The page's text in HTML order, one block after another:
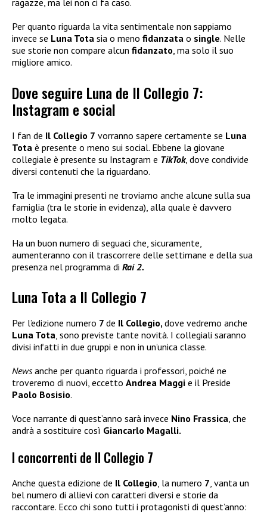
ragazze, ma lei non ci fa caso.
Per quanto riguarda la vita sentimentale non sappiamo
invece se Luna Tota sia o meno fidanzata o single. Nelle
sue storie non compare alcun fidanzato, ma solo il suo
migliore amico.
Dove seguire Luna de Il Collegio 7:
Instagram e social
I fan de Il Collegio 7 vorranno sapere certamente se Luna
Tota è presente o meno sui social. Ebbene la giovane
collegiale è presente su Instagram e TikTok, dove condivide
diversi contenuti che la riguardano.
Tra le immagini presenti ne troviamo anche alcune sulla sua
famiglia (tra le storie in evidenza), alla quale è davvero
molto legata.
Ha un buon numero di seguaci che, sicuramente,
aumenteranno con il trascorrere delle settimane e della sua
presenza nel programma di Rai 2.
Luna Tota a Il Collegio 7
Per l’edizione numero 7 de Il Collegio, dove vedremo anche
Luna Tota , sono previste tante novità. I collegiali saranno
divisi infatti in due gruppi e non in un’unica classe.
Newsanche per quanto riguarda i professori, poiché ne
troveremo di nuovi, eccetto Andrea Maggi e il Preside
Paolo Bosisio.
Voce narrante di quest’anno sarà invece Nino Frassica , che
andrà a sostituire così Giancarlo Magalli.
I concorrenti de Il Collegio 7
Anche questa edizione de Il Collegio, la numero 7, vanta un
bel numero di allievi con caratteri diversi e storie da
raccontare. Ecco chi sono tutti i protagonisti di quest’anno: